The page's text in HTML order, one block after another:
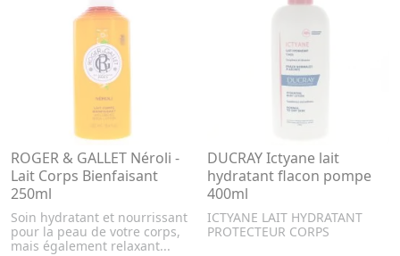
ROGER & GALLET Néroli -
Lait Corps Bienfaisant
250ml
Soin hydratant et nourrissant
pour la peau de votre corps,
mais également relaxant...
DUCRAY Ictyane lait
hydratant flacon pompe
400ml
ICTYANE LAIT HYDRATANT
PROTECTEUR CORPS